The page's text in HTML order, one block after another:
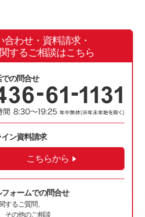
合わせ・資料請求・
するご相談はこちら
での問合せ
イン資料請求
こちらから
フォームでの問合せ
するご質問、
その他のご相談